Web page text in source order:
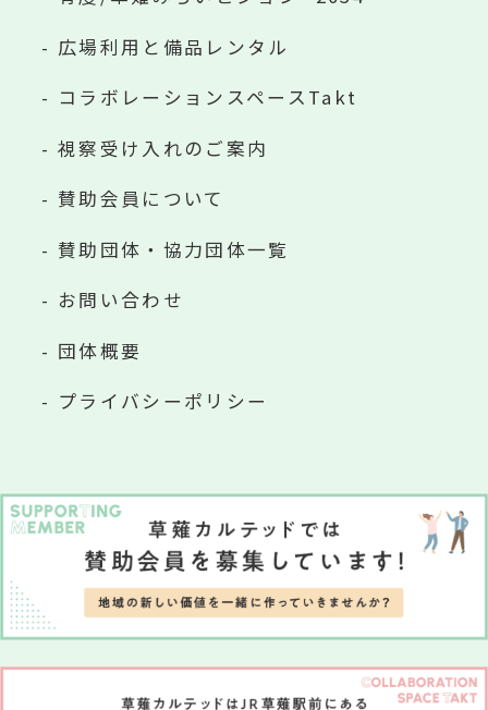
広場利用と備品レンタル
コラボレーションスペースTakt
視察受け入れのご案内
賛助会員について
賛助団体・協力団体一覧
お問い合わせ
団体概要
プライバシーポリシー